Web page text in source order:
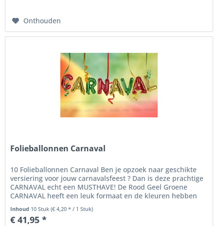
Onthouden
Folieballonnen Carnaval
10 Folieballonnen Carnaval Ben je opzoek naar geschikte
versiering voor jouw carnavalsfeest ? Dan is deze prachtige
CARNAVAL echt een MUSTHAVE! De Rood Geel Groene
CARNAVAL heeft een leuk formaat en de kleuren hebben
Inhoud 10 Stuk(€ 4,20 * / 1 Stuk)
€ 41,95 *